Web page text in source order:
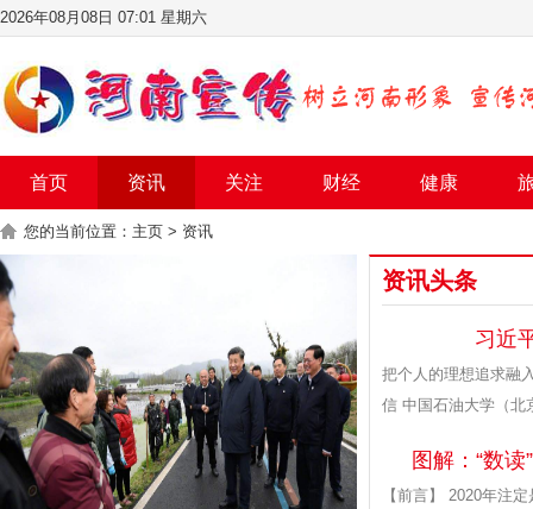
2026年08月08日 07:01 星期六
首页 资讯 关注 财经 健康
您的当前位置： 主页 > 资讯
资讯头条
习近
把个人的理想追求融
信 中国石油大学（
图解：“数
【前言】 2020年注